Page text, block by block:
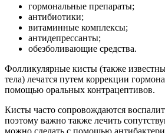
гормональные препараты;
антибиотики;
витаминные комплексы;
антидепрессанты;
обезболивающие средства.
Фолликулярные кисты (также
тела) лечатся путем коррекции
помощью оральных контрацептивов.
Кисты часто сопровождаются
поэтому важно также лечить
можно сделать с помощью